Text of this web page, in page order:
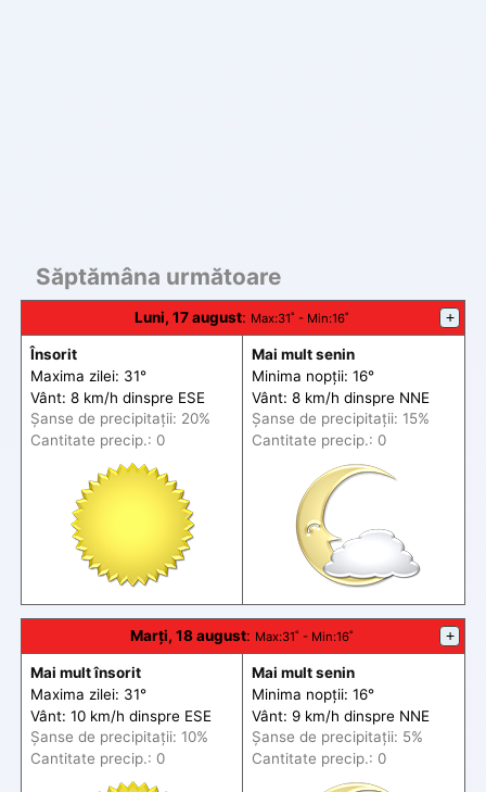
Săptămâna următoare
Luni, 17 august: Max:31˚ - Min:16˚ +
Însorit
Maxima zilei: 31°
Vânt: 8 km/h dinspre ESE
Șanse de precipitații: 20%
Cantitate precip.: 0
Mai mult senin
Minima nopții: 16°
Vânt: 8 km/h dinspre NNE
Șanse de precipitații: 15%
Cantitate precip.: 0
Marți, 18 august: Max:31˚ - Min:16˚ +
Mai mult însorit
Maxima zilei: 31°
Vânt: 10 km/h dinspre ESE
Șanse de precipitații: 10%
Cantitate precip.: 0
Mai mult senin
Minima nopții: 16°
Vânt: 9 km/h dinspre NNE
Șanse de precipitații: 5%
Cantitate precip.: 0